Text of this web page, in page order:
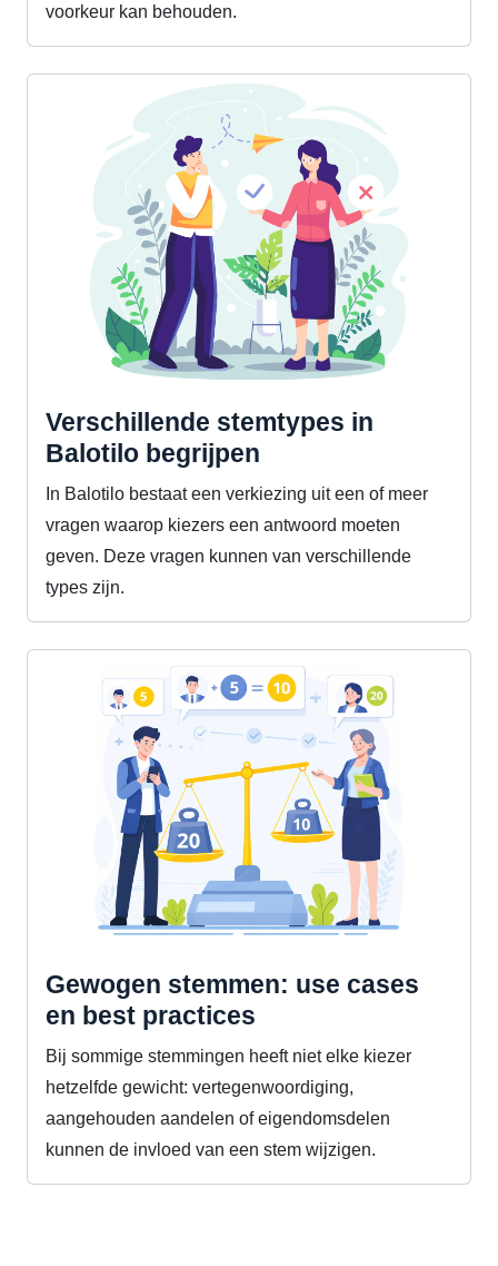
voorkeur kan behouden.
Verschillende stemtypes in
Balotilo begrijpen
In Balotilo bestaat een verkiezing uit een of meer
vragen waarop kiezers een antwoord moeten
geven. Deze vragen kunnen van verschillende
types zijn.
Gewogen stemmen: use cases
en best practices
Bij sommige stemmingen heeft niet elke kiezer
hetzelfde gewicht: vertegenwoordiging,
aangehouden aandelen of eigendomsdelen
kunnen de invloed van een stem wijzigen.